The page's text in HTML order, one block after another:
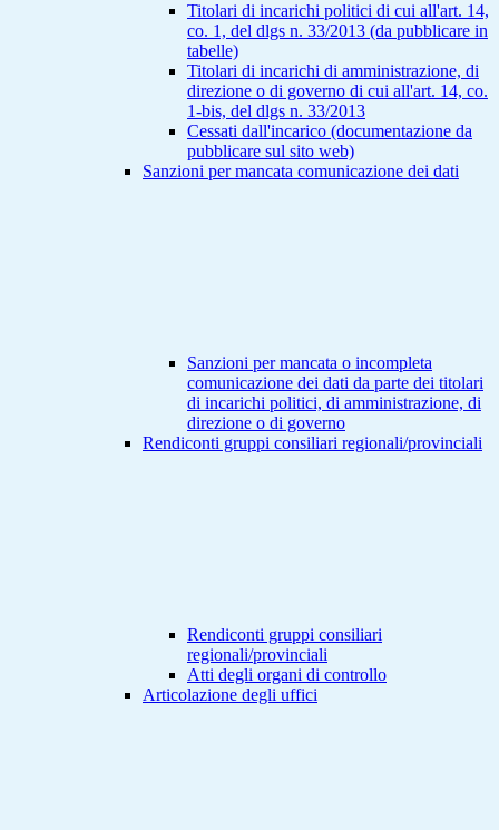
Titolari di incarichi politici di cui all'art. 14,
co. 1, del dlgs n. 33/2013 (da pubblicare in
tabelle)
Titolari di incarichi di amministrazione, di
direzione o di governo di cui all'art. 14, co.
1-bis, del dlgs n. 33/2013
Cessati dall'incarico (documentazione da
pubblicare sul sito web)
Sanzioni per mancata comunicazione dei dati
Sanzioni per mancata o incompleta
comunicazione dei dati da parte dei titolari
di incarichi politici, di amministrazione, di
direzione o di governo
Rendiconti gruppi consiliari regionali/provinciali
Rendiconti gruppi consiliari
regionali/provinciali
Atti degli organi di controllo
Articolazione degli uffici